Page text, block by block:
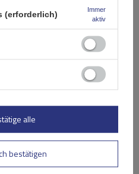
und daher mit
z. B. Thule, Mont Blanc,
der führenden
(erforderlich)
Immer
aktiv
bestätigen
alle